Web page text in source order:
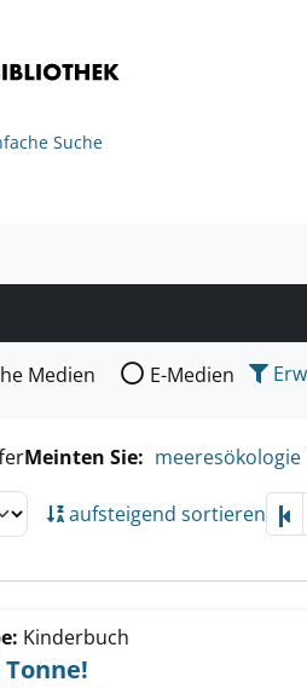
Suche
nach der Sie suchen wollen.
Medien E-Medien
Meinten Sie: meeresökologie
aufsteigend sortieren
Kinderbuch